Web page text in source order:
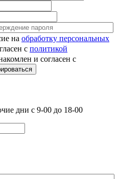
на обработку персональных
с политикой
и согласен с
дни с 9-00 до 18-00